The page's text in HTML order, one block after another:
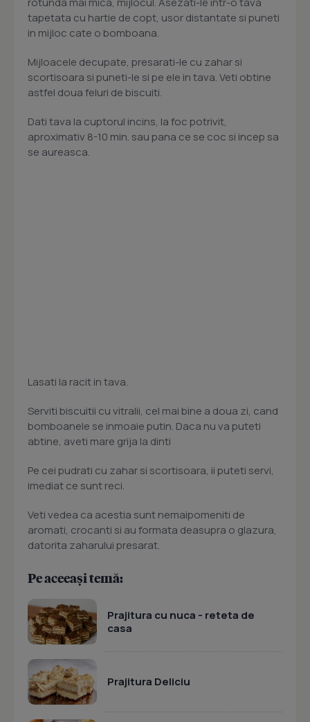
tapetata cu hartie de copt, usor distantate si puneti
in mijloc cate o bomboana.
Mijloacele decupate, presarati-le cu zahar si
scortisoara si puneti-le si pe ele in tava. Veti obtine
astfel doua feluri de biscuiti.
Dati tava la cuptorul incins, la foc potrivit,
aproximativ 8-10 min. sau pana ce se coc si incep sa
se aureasca.
Lasati la racit in tava.
Serviti biscuitii cu vitralii, cel mai bine a doua zi, cand
bomboanele se inmoaie putin. Daca nu va puteti
abtine, aveti mare grija la dinti
Pe cei pudrati cu zahar si scortisoara, ii puteti servi,
imediat ce sunt reci.
Veti vedea ca acestia sunt nemaipomeniti de
aromati, crocanti si au formata deasupra o glazura,
datorita zaharului presarat.
Pe aceeași temă:
Prajitura cu nuca - reteta de
casa
Prajitura Deliciu